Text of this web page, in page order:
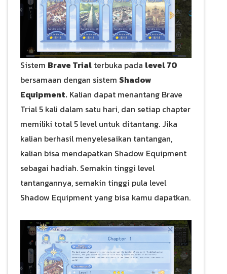
Sistem Brave Trial terbuka pada level 70
bersamaan dengan sistem Shadow
Equipment. Kalian dapat menantang Brave
Trial 5 kali dalam satu hari, dan setiap chapter
memiliki total 5 level untuk ditantang. Jika
kalian berhasil menyelesaikan tantangan,
kalian bisa mendapatkan Shadow Equipment
sebagai hadiah. Semakin tinggi level
tantangannya, semakin tinggi pula level
Shadow Equipment yang bisa kamu dapatkan.